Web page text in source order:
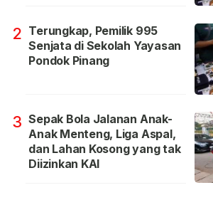
2 Terungkap, Pemilik 995
Senjata di Sekolah Yayasan
Pondok Pinang
3 Sepak Bola Jalanan Anak-
Anak Menteng, Liga Aspal,
dan Lahan Kosong yang tak
Diizinkan KAI